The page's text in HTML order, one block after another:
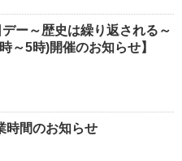
デー～歴史は繰り返される～
～5時)開催のお知らせ】
時間のお知らせ